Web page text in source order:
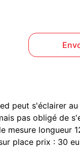
peut s'éclairer
pas obligé de
mesure longueur
place prix : 30